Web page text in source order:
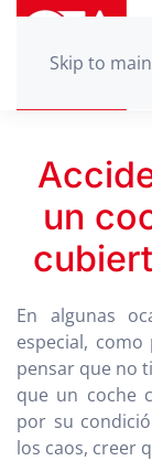
Skip to
un
En algunas
especial,
pensar que no
que un coche
por su
los caos, creer